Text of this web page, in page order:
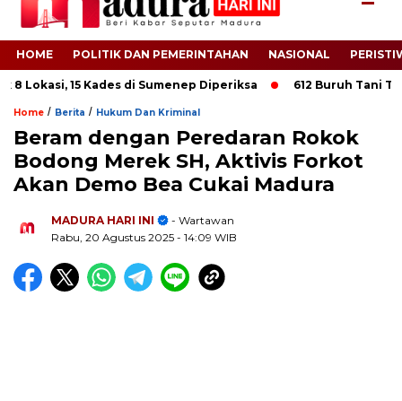
HOME POLITIK DAN PEMERINTAHAN NASIONAL
15 Kades di Sumenep Diperiksa 612 Buruh Tani
Home / Berita / Hukum Dan Kriminal
Beram dengan Peredaran Rokok
Bodong Merek SH, Aktivis Forkot
Akan Demo Bea Cukai Madura
MADURA HARI INI
- Wartawan
Rabu, 20 Agustus 2025 - 14:09 WIB
.